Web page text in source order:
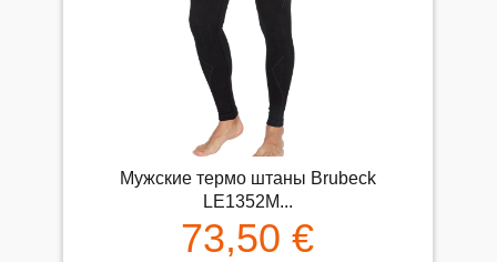
Мужские термо штаны Brubeck
LE1352M...
73,50 €